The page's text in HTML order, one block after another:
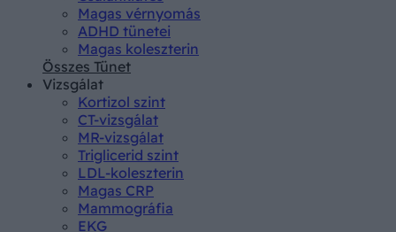
Magas vérnyomás
ADHD tünetei
Magas koleszterin
Összes Tünet
Vizsgálat
Kortizol szint
CT-vizsgálat
MR-vizsgálat
Triglicerid szint
LDL-koleszterin
Magas CRP
Mammográfia
EKG